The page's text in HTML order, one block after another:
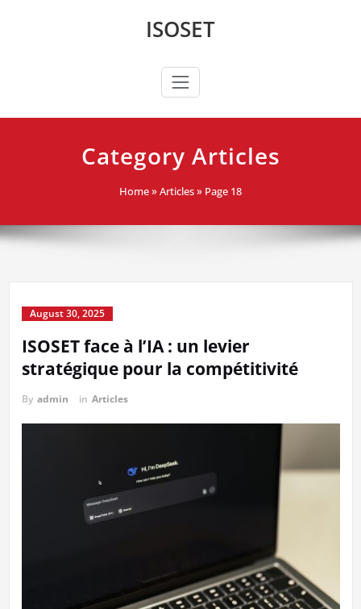
ISOSET
Category Articles
Home» Articles» Page 18
August 30, 2025
ISOSET face à l’IA : un levier
stratégique pour la compétitivité
By admin in Articles